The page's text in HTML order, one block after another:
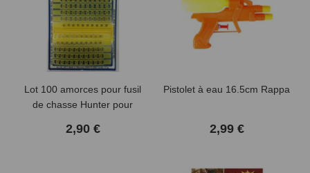
Lot 100 amorces pour fusil
de chasse Hunter pour
2,90 €
Pistolet à eau 16.5cm Rappa
2,99 €